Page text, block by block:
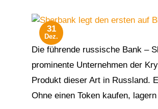
31
Dez.
Die führende russische Bank –
prominente Unternehmen der
Produkt dieser Art in Russland.
Ohne einen Token kaufen,